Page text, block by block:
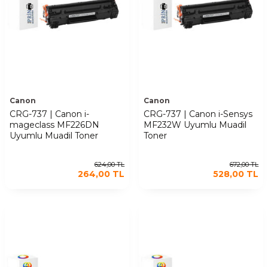
Canon
CRG-737 | Canon i-
mageclass MF226DN
Uyumlu Muadil Toner
624,00TL
264,00 TL
Canon
CRG-737 | Canon i-Sensys
MF232W Uyumlu Muadil
Toner
672,00TL
528,00 TL